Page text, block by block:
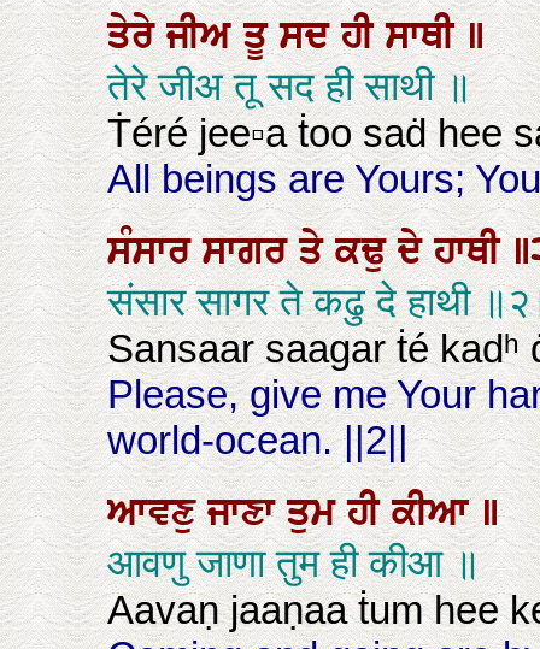
ਤੇਰੇਜੀਅਤੂਸਦਹੀਸਾਥੀ॥
तेरे जीअ तू सद ही साथी ॥
Ṫéré jee▫a ṫoo saḋ hee
All beings are Yours;
ਸੰਸਾਰਸਾਗਰਤੇਕਢੁਦੇਹਾਥੀ
संसार सागर ते कढु दे हाथी
Sansaar saagar ṫé kadʰ
Please, give me Your
world-ocean. ||2||
ਆਵਣੁਜਾਣਾਤੁਮਹੀਕੀਆ॥
आवणु जाणा तुम ही कीआ ॥
Aavaṇ jaaṇaa ṫum hee